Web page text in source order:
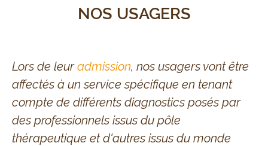
NOS USAGERS
Lors de leuradmission, nos usagers vont être
affectés à un service spécifique en tenant
compte de différents diagnostics posés par
des professionnels issus du pôle
thérapeutique et d'autres issus du monde